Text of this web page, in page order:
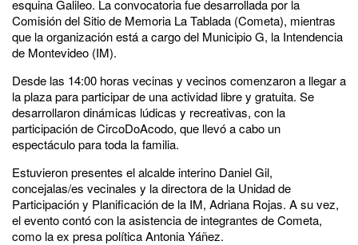
esquina Galileo. La convocatoria fue desarrollada por la
Comisión del Sitio de Memoria La Tablada (Cometa), mientras
que la organización está a cargo del Municipio G, la Intendencia
de Montevideo (IM).
Desde las 14:00 horas vecinas y vecinos comenzaron a llegar a
la plaza para participar de una actividad libre y gratuita. Se
desarrollaron dinámicas lúdicas y recreativas, con la
participación de CircoDoAcodo, que llevó a cabo un
espectáculo para toda la familia.
Estuvieron presentes el alcalde interino Daniel Gil,
concejalas/es vecinales y la directora de la Unidad de
Participación y Planificación de la IM, Adriana Rojas. A su vez,
el evento contó con la asistencia de integrantes de Cometa,
como la ex presa política Antonia Yáñez.